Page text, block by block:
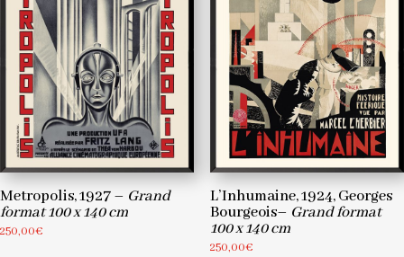
Metropolis, 1927 – Grand
format 100 x 140 cm
250,00€
L’Inhumaine, 1924, Georges
Bourgeois– Grand format
100 x 140 cm
250,00€